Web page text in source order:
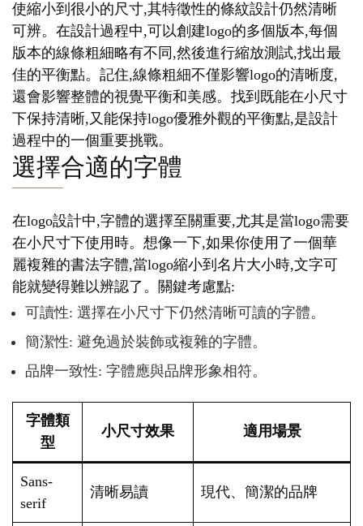
使縮小到很小的尺寸,其特徵性的條紋設計仍然清晰
可辨。在設計過程中,可以創建logo的多個版本,每個
版本的線條粗細略有不同,然後進行縮放測試,找出最
佳的平衡點。記住,線條粗細不僅影響logo的清晰度,
還會影響整體的視覺平衡和美感。找到既能在小尺寸
下保持清晰,又能保持logo優雅外觀的平衡點,是設計
過程中的一個重要挑戰。
選擇合適的字體
在logo設計中,字體的選擇至關重要,尤其是當logo需要
在小尺寸下使用時。想像一下,如果你使用了一個華
麗複雜的書法字體,當logo縮小到名片大小時,文字可
能就變得難以辨認了。關鍵考慮點:
可讀性: 選擇在小尺寸下仍然清晰可讀的字體。
簡潔性: 避免過於裝飾或複雜的字體。
品牌一致性: 字體應與品牌形象相符。
字體類
型
小尺寸效果 適用場景
Sans-
serif
清晰易讀 現代、簡潔的品牌